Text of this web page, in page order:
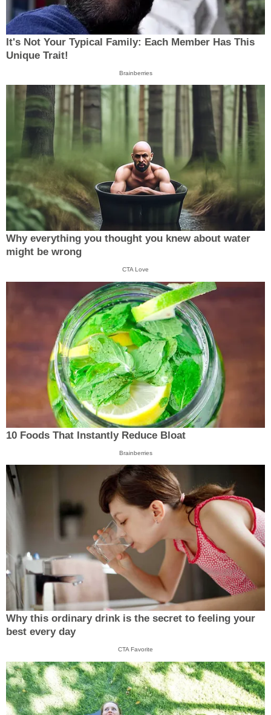
It's Not Your Typical Family: Each Member Has This
Unique Trait!
Brainberries
Why everything you thought you knew about water
might be wrong
CTA Love
10 Foods That Instantly Reduce Bloat
Brainberries
Why this ordinary drink is the secret to feeling your
best every day
CTA Favorite